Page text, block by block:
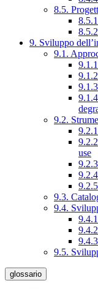
8.5.
9. Sviluppo
9.1.
9.2.
use
9.3.
9.4.
9.5.
glossario